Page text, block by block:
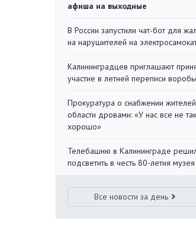
афиша на выходные
В России запустили чат-бот для
на нарушителей на
Калининградцев приглашают
участие в летней переписи
Прокуратура о снабжении жителей
области дровами: «У нас все не так
хорошо»
Телебашню в Калининграде
подсветить в честь 80-летия музея
Все новости за день